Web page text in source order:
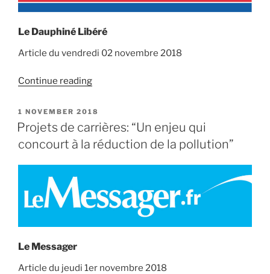
Le Dauphiné Libéré
Article du vendredi 02 novembre 2018
Continue reading“Projet
carrière:
l’opposition
s’organise”
POSTED
ON
1 NOVEMBER 2018
Projets de carrières: “Un enjeu qui
concourt à la réduction de la pollution”
Le Messager
Article du jeudi 1er novembre 2018